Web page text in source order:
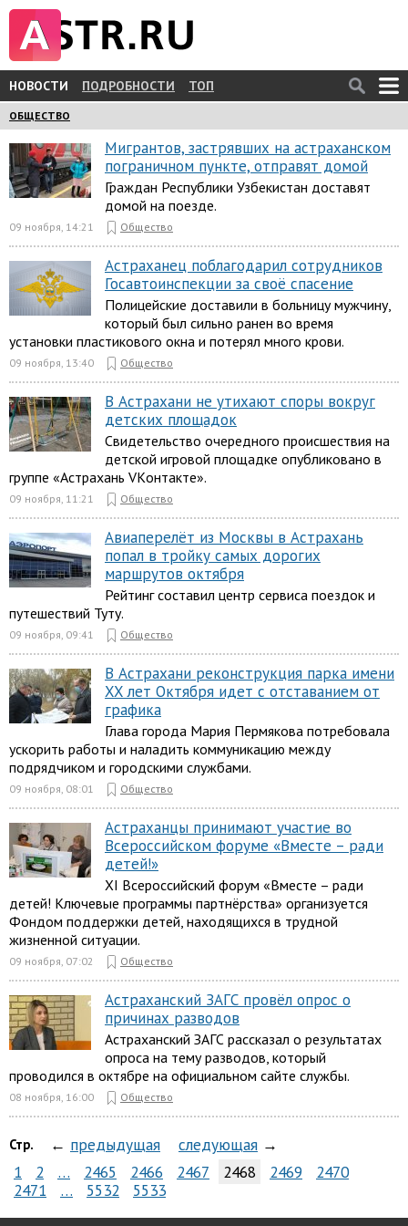
НОВОСТИ ПОДРОБНОСТИ ТОП
ОБЩЕСТВО
Мигрантов, застрявших на астраханском
пограничном пункте, отправят домой
Граждан Республики Узбекистан доставят
домой на поезде.
09 ноября, 14:21 Общество
Астраханец поблагодарил сотрудников
Госавтоинспекции за своё спасение
Полицейские доставили в больницу мужчину,
который был сильно ранен во время
установки пластикового окна и потерял много крови.
09 ноября, 13:40 Общество
В Астрахани не утихают споры вокруг
детских площадок
Свидетельство очередного происшествия на
детской игровой площадке опубликовано в
группе «Астрахань VKонтакте».
09 ноября, 11:21 Общество
Авиаперелёт из Москвы в Астрахань
попал в тройку самых дорогих
маршрутов октября
Рейтинг составил центр сервиса поездок и
путешествий Туту.
09 ноября, 09:41 Общество
В Астрахани реконструкция парка имени
XX лет Октября идет с отставанием от
графика
Глава города Мария Пермякова потребовала
ускорить работы и наладить коммуникацию между
подрядчиком и городскими службами.
09 ноября, 08:01 Общество
Астраханцы принимают участие во
Всероссийском форуме «Вместе – ради
детей!»
XI Всероссийский форум «Вместе – ради
детей! Ключевые программы партнёрства» организуется
Фондом поддержки детей, находящихся в трудной
жизненной ситуации.
09 ноября, 07:02 Общество
Астраханский ЗАГС провёл опрос о
причинах разводов
Астраханский ЗАГС рассказал о результатах
опроса на тему разводов, который
проводился в октябре на официальном сайте службы.
08 ноября, 16:00 Общество
Стр. ← предыдущая следующая →
1
2 … 2465 2466 2467 2468 2469
2470
2471
… 5532 5533